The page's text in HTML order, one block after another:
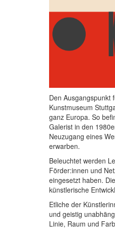
Den Ausgangspunkt
Kunstmuseum
ganz Europa. So
Galerist in den
Neuzugang eines
erwarben.
Beleuchtet werden
Förder:innen und
eingesetzt haben.
künstlerische
Etliche der
und geistig
Linie, Raum und